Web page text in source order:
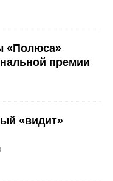
«Полюса»
премии
«видит»